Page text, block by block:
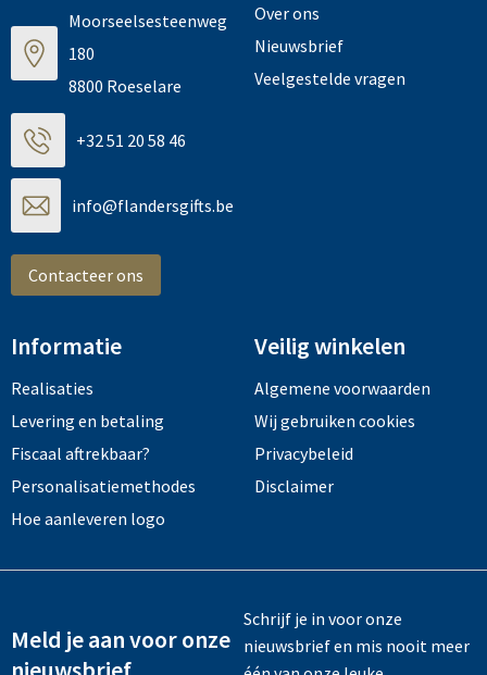
Moorseelsesteenweg
180
8800 Roeselare
+32 51 20 58 46
info@flandersgifts.be
Contacteer ons
Over ons
Nieuwsbrief
Veelgestelde vragen
Informatie
Realisaties
Levering en betaling
Fiscaal aftrekbaar?
Personalisatiemethodes
Hoe aanleveren logo
Veilig winkelen
Algemene voorwaarden
Wij gebruiken cookies
Privacybeleid
Disclaimer
Meld je aan voor onze
Schrijf je in voor onze
nieuwsbrief en mis nooit meer